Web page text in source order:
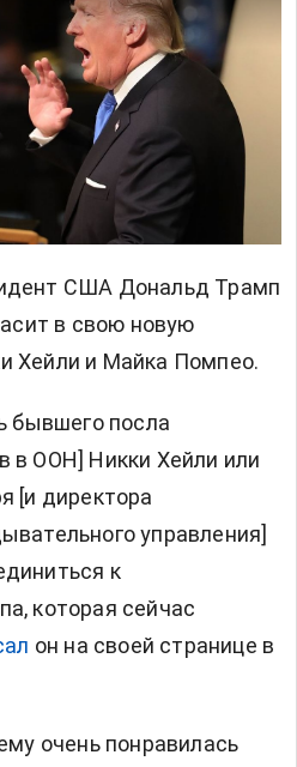
США Дональд Трамп
в свою новую
Хейли и Майка Помпео.
бывшего посла
в ООН] Никки Хейли или
[и директора
управления]
к
которая сейчас
он на своей странице в
очень понравилась